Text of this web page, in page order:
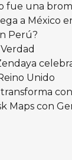
fue una
a México
Perú?
Unido
Maps con